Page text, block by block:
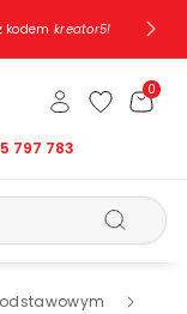
kodem kreator5!
797 783
0